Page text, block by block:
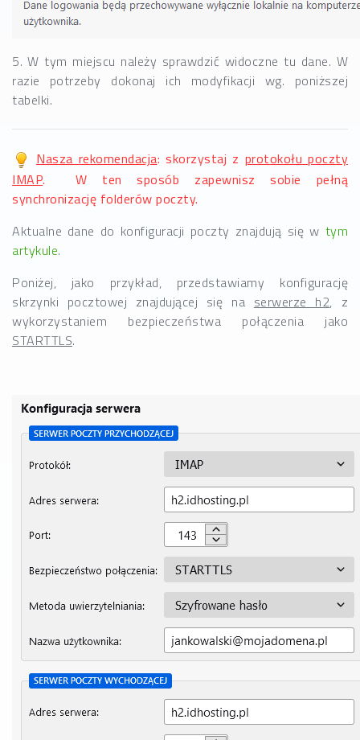
5. W tym miejscu należy sprawdzić widoczne tu dane. W
razie potrzeby dokonaj ich modyfikacji wg. poniższej
tabelki.
Nasza rekomendacja: skorzystaj z protokołu poczty
IMAP. W ten sposób zapewnisz sobie pełną
synchronizację folderów poczty.
Aktualne dane do konfiguracji poczty znajdują się w tym
artykule.
Poniżej, jako przykład, przedstawiamy konfigurację
skrzynki pocztowej znajdującej się na serwerze h2, z
wykorzystaniem bezpieczeństwa połączenia jako
STARTTLS.